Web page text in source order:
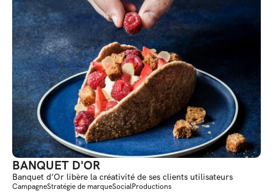
BANQUET D'OR
Banquet d’Or libère la créativité de ses clients utilisateurs
CampagneStratégie de marqueSocialProductions